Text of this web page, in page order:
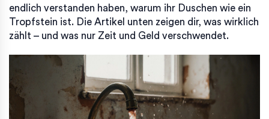
endlich verstanden haben, warum ihr Duschen wie ein
Tropfstein ist. Die Artikel unten zeigen dir, was wirklich
zählt – und was nur Zeit und Geld verschwendet.